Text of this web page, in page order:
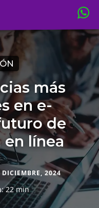
más
en e-
de
línea
DICIEMBRE, 2024
22 min